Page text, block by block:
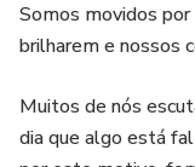
Somos movidos
brilharem e nossos
Muitos de nós
dia que algo está